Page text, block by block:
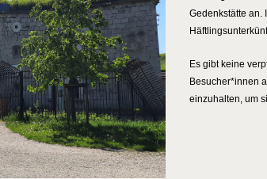
Gedenkstätte an.
Es gibt keine
Besucher*innen
einzuhalten, um